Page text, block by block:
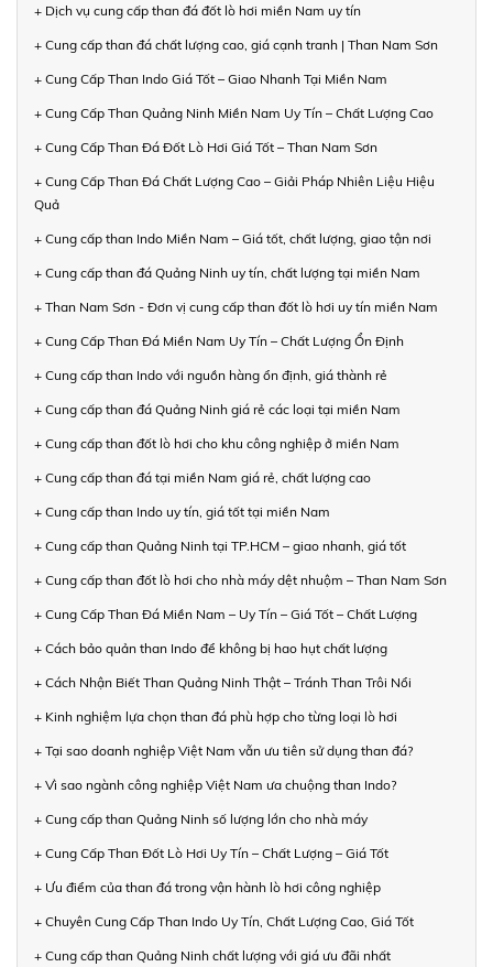
+ Dịch vụ cung cấp than đá đốt lò hơi miền Nam uy tín
+ Cung cấp than đá chất lượng cao, giá cạnh tranh | Than Nam Sơn
+ Cung Cấp Than Indo Giá Tốt – Giao Nhanh Tại Miền Nam
+ Cung Cấp Than Quảng Ninh Miền Nam Uy Tín – Chất Lượng Cao
+ Cung Cấp Than Đá Đốt Lò Hơi Giá Tốt – Than Nam Sơn
+ Cung Cấp Than Đá Chất Lượng Cao – Giải Pháp Nhiên Liệu Hiệu
Quả
+ Cung cấp than Indo Miền Nam – Giá tốt, chất lượng, giao tận nơi
+ Cung cấp than đá Quảng Ninh uy tín, chất lượng tại miền Nam
+ Than Nam Sơn - Đơn vị cung cấp than đốt lò hơi uy tín miền Nam
+ Cung Cấp Than Đá Miền Nam Uy Tín – Chất Lượng Ổn Định
+ Cung cấp than Indo với nguồn hàng ổn định, giá thành rẻ
+ Cung cấp than đá Quảng Ninh giá rẻ các loại tại miền Nam
+ Cung cấp than đốt lò hơi cho khu công nghiệp ở miền Nam
+ Cung cấp than đá tại miền Nam giá rẻ, chất lượng cao
+ Cung cấp than Indo uy tín, giá tốt tại miền Nam
+ Cung cấp than Quảng Ninh tại TP.HCM – giao nhanh, giá tốt
+ Cung cấp than đốt lò hơi cho nhà máy dệt nhuộm – Than Nam Sơn
+ Cung Cấp Than Đá Miền Nam – Uy Tín – Giá Tốt – Chất Lượng
+ Cách bảo quản than Indo để không bị hao hụt chất lượng
+ Cách Nhận Biết Than Quảng Ninh Thật – Tránh Than Trôi Nổi
+ Kinh nghiệm lựa chọn than đá phù hợp cho từng loại lò hơi
+ Tại sao doanh nghiệp Việt Nam vẫn ưu tiên sử dụng than đá?
+ Vì sao ngành công nghiệp Việt Nam ưa chuộng than Indo?
+ Cung cấp than Quảng Ninh số lượng lớn cho nhà máy
+ Cung Cấp Than Đốt Lò Hơi Uy Tín – Chất Lượng – Giá Tốt
+ Ưu điểm của than đá trong vận hành lò hơi công nghiệp
+ Chuyên Cung Cấp Than Indo Uy Tín, Chất Lượng Cao, Giá Tốt
+ Cung cấp than Quảng Ninh chất lượng với giá ưu đãi nhất